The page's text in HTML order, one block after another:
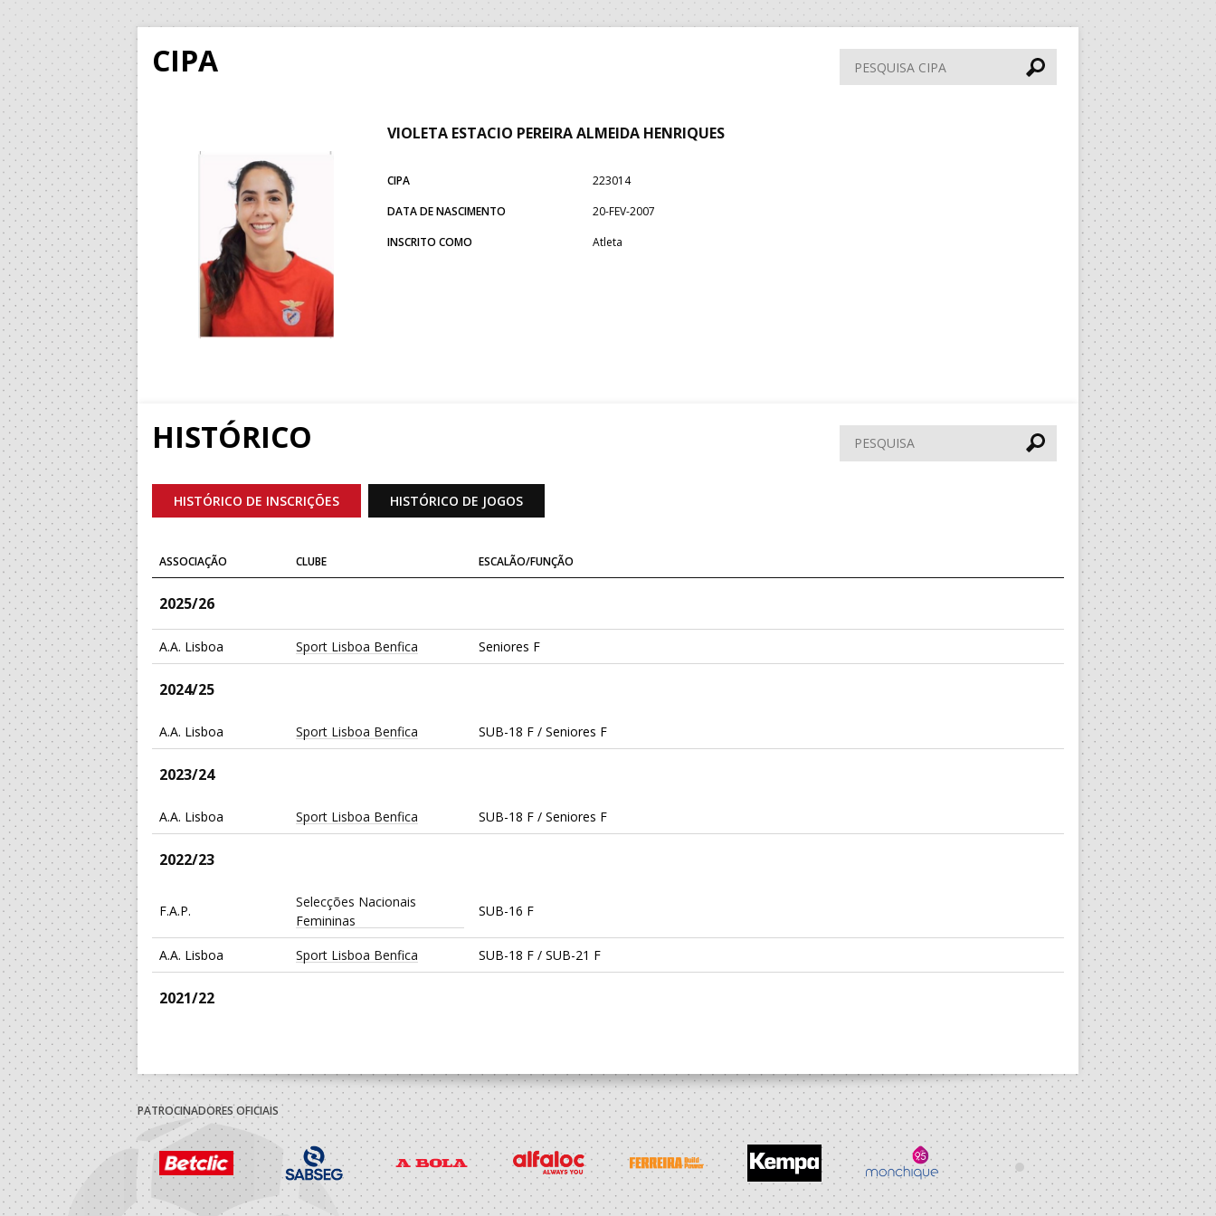
CIPA
Pesquisa
CIPA
VIOLETA ESTACIO PEREIRA ALMEIDA HENRIQUES
CIPA
223014
DATA DE NASCIMENTO
20-FEV-2007
INSCRITO COMO
Atleta
HISTÓRICO Pesquisar
HISTÓRICO DE INSCRIÇÕES HISTÓRICO DE JOGOS
ASSOCIAÇÃO CLUBE ESCALÃO/FUNÇÃO
2025/26
A.A. Lisboa Sport Lisboa Benfica Seniores F
2024/25
A.A. Lisboa Sport Lisboa Benfica SUB-18 F / Seniores F
2023/24
A.A. Lisboa Sport Lisboa Benfica SUB-18 F / Seniores F
2022/23
F.A.P.
Selecções Nacionais
Femininas
SUB-16 F
A.A. Lisboa Sport Lisboa Benfica SUB-18 F / SUB-21 F
2021/22
2020/21
A.A. Lisboa
Nucleo A.A. Liceu Passos
Manuel
SUB-14 F / SUB-16 F
2019/20
PATROCINADORES OFICIAIS